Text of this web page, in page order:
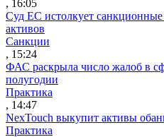
, 16:05
Суд ЕС истолкует
активов
Санкции
, 15:24
ФАС раскрыла число жалоб в
полугодии
Практика
, 14:47
NexTouch выкупит активы
Практика